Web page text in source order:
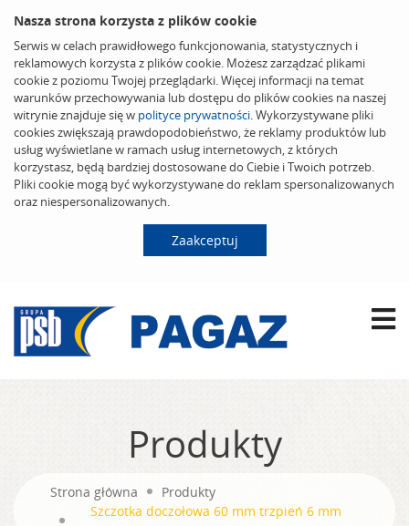
Nasza strona korzysta z plików cookie
Serwis w celach prawidłowego funkcjonowania, statystycznych i
reklamowych korzysta z plików cookie. Możesz zarządzać plikami
cookie z poziomu Twojej przeglądarki. Więcej informacji na temat
warunków przechowywania lub dostępu do plików cookies na naszej
witrynie znajduje się w polityce prywatności. Wykorzystywane pliki
cookies zwiększają prawdopodobieństwo, że reklamy produktów lub
usług wyświetlane w ramach usług internetowych, z których
korzystasz, będą bardziej dostosowane do Ciebie i Twoich potrzeb.
Pliki cookie mogą być wykorzystywane do reklam spersonalizowanych
oraz niespersonalizowanych.
Zaakceptuj
Produkty
Strona główna
Produkty
Szczotka doczołowa 60 mm trzpień 6 mm